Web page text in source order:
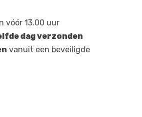
vóór 13.00 uur
dag verzonden
vanuit een beveiligde